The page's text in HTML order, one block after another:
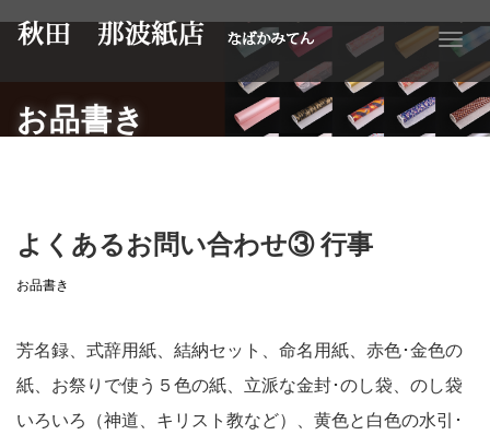
T
g
g
o
お品書き
よくあるお問い合わせ③ 行事
お品書き
芳名録、式辞用紙、結納セット、命名用紙、赤色･金色の
紙、お祭りで使う５色の紙、立派な金封･のし袋、のし袋
いろいろ（神道、キリスト教など）、黄色と白色の水引･